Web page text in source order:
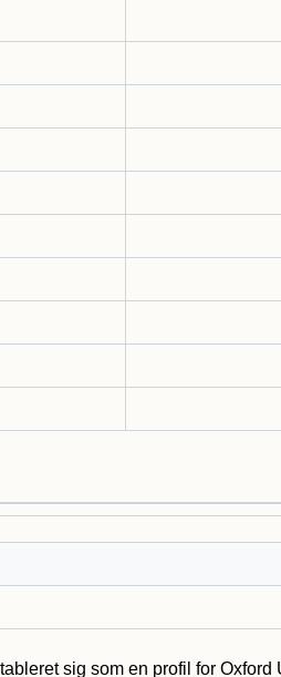
sig som en profil for Oxford